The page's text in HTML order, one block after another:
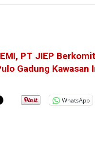
PT JIEP
Gadung Kawasan
WhatsApp